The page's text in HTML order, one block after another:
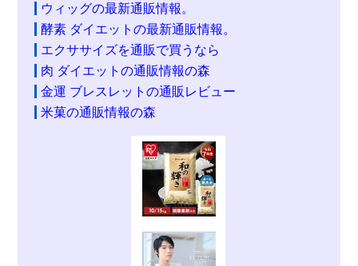
ウィッグの最新通販情報。
酵素 ダイエットの最新通販情報。
エクササイズを通販で買うなら
肉 ダイエットの通販情報の森
金運 ブレスレットの通販レビュー
米菓の通販情報の森